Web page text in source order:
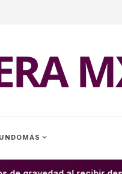
MÁS expand_more